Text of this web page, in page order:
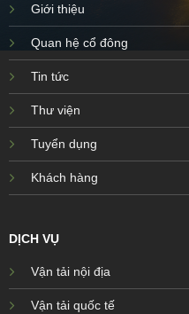
Giới thiệu
Quan hệ cổ đông
Tin tức
Thư viện
Tuyển dụng
Khách hàng
DỊCH VỤ
Vận tải nội địa
Vận tải quốc tế